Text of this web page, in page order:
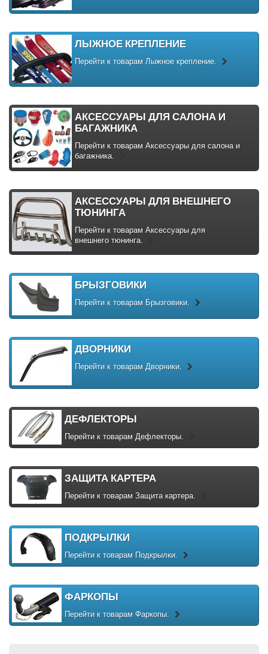
ЛЫЖНОЕ КРЕПЛЕНИЕ
Перейти к товарам Лыжное крепление.
АКСЕССУАРЫ ДЛЯ САЛОНА И
БАГАЖНИКА
Перейти к товарам Аксессуары для салона и
багажника.
АКСЕССУАРЫ ДЛЯ ВНЕШНЕГО
ТЮНИНГА
Перейти к товарам Аксессуары для
внешнего тюнинга.
БРЫЗГОВИКИ
Перейти к товарам Брызговики.
ДВОРНИКИ
Перейти к товарам Дворники.
ДЕФЛЕКТОРЫ
Перейти к товарам Дефлекторы.
ЗАЩИТА КАРТЕРА
Перейти к товарам Защита картера.
ПОДКРЫЛКИ
Перейти к товарам Подкрылки.
ФАРКОПЫ
Перейти к товарам Фаркопы.